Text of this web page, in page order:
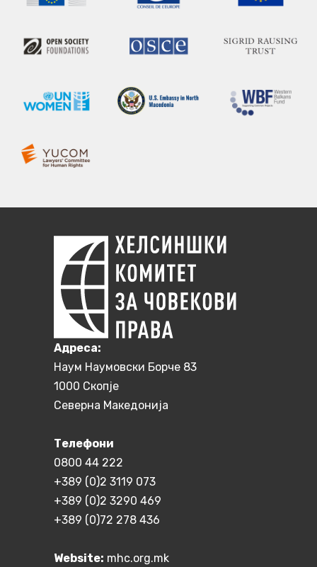
Aдреса:
Наум Наумовски Борче 83
1000 Скопје
Северна Македонија
Телефони
0800 44 222
+389 (0)2 3119 073
+389 (0)2 3290 469
+389 (0)72 278 436
Website: mhc.org.mk